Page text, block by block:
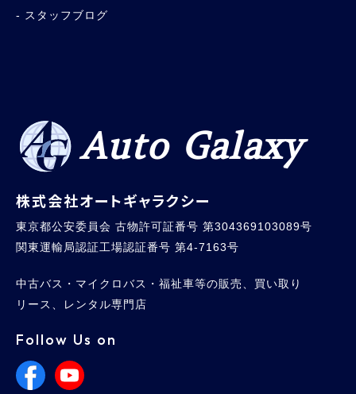
スタッフブログ
Auto Galaxy
株式会社オートギャラクシー
東京都公安委員会 古物許可証番号 第304369103089号
関東運輸局認証工場認証番号 第4-7163号
中古バス・マイクロバス・福祉車等の販売、買い取り
リース、レンタル専門店
Follow Us on